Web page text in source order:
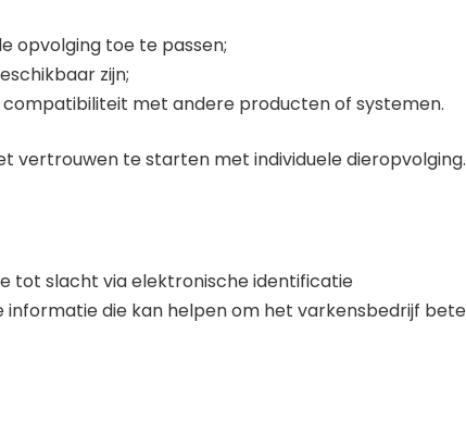
opvolging toe te passen;
zijn;
met andere producten of systemen.
vertrouwen te starten met individuele dieropvolging.
tot slacht via elektronische identificatie
die kan helpen om het varkensbedrijf